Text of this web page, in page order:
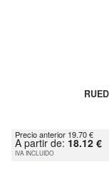
Precio anterior 19.70 €
A partir de: 18.12 €
IVA INCLUIDO